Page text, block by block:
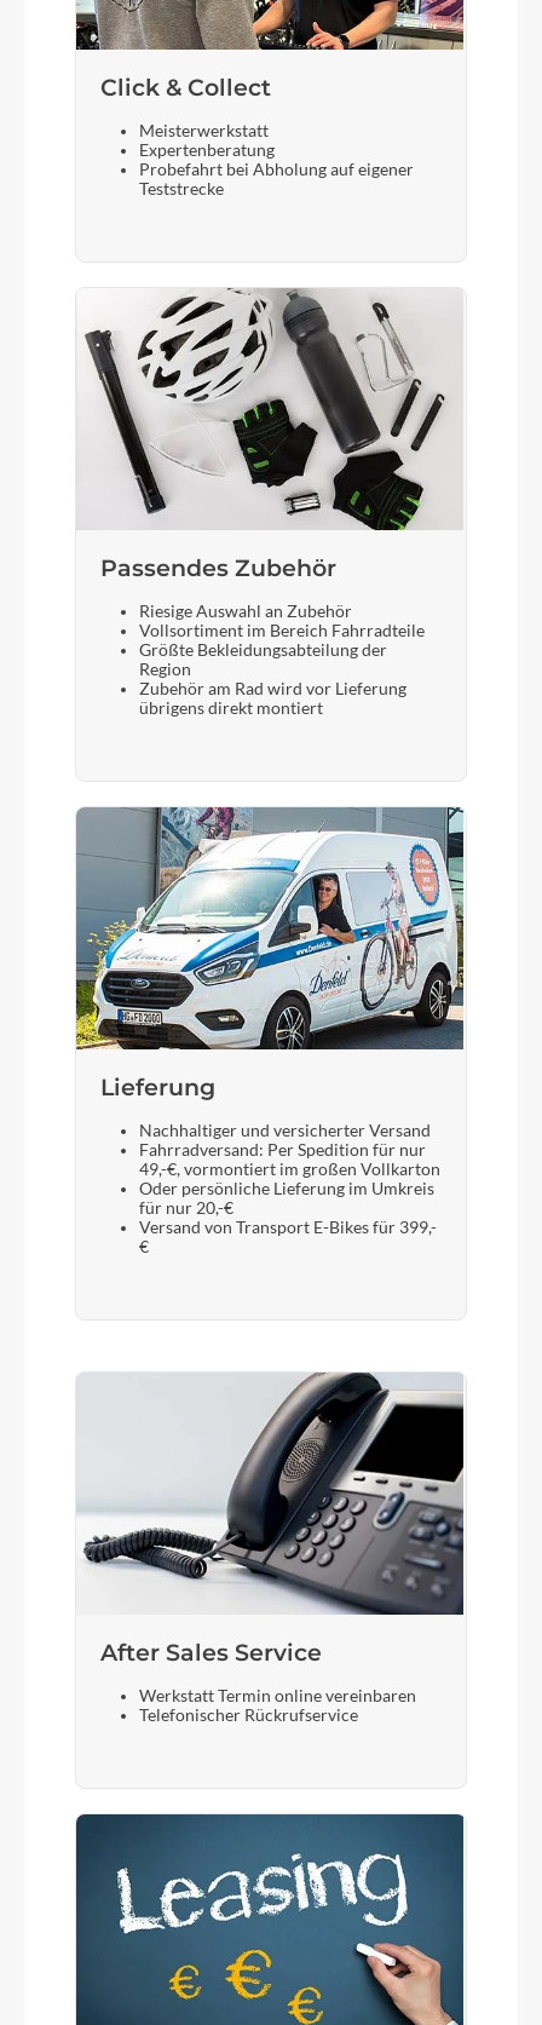
Scheinwerfer
DC
Laufradgröße
28 Zoll
Gepäckträger
ACID Gravel
Schalthebel
Bremshebel
Shimano
Sattel
ACID Venec Lite
Gabel
CUBE Editor Full Carbon, 1 1/8" - 1 1/2" Tapered,
Internal Cable Routing, 12x100mm
Display
Bosch System Control, incl. Mini Remote
Sattelstütze
CUBE Performance Post, 30.9mm
Click & Collect
Meisterwerkstatt
Expertenberatung
Probefahrt bei Abholung auf eigener
Teststrecke
Passendes Zubehör
Riesige Auswahl an Zubehör
Vollsortiment im Bereich Fahrradteile
Größte Bekleidungsabteilung der
Region
Zubehör am Rad wird vor Lieferung
übrigens direkt montiert
Lieferung
Nachhaltiger und versicherter Versand
Fahrradversand: Per Spedition für nur
49,-€, vormontiert im großen Vollkarton
Oder persönliche Lieferung im Umkreis
für nur 20,-€
Versand von Transport E-Bikes für 399,-
€
After Sales Service
Werkstatt Termin online vereinbaren
Telefonischer Rückrufservice